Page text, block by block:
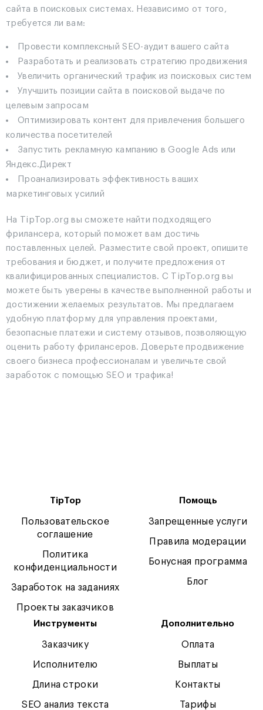
сайта в поисковых системах. Независимо от того,
требуется ли вам:
Провести комплексный SEO-аудит вашего сайта
Разработать и реализовать стратегию продвижения
Увеличить органический трафик из поисковых систем
Улучшить позиции сайта в поисковой выдаче по
целевым запросам
Оптимизировать контент для привлечения большего
количества посетителей
Запустить рекламную кампанию в Google Ads или
Яндекс.Директ
Проанализировать эффективность ваших
маркетинговых усилий
На TipTop.org вы сможете найти подходящего
фрилансера, который поможет вам достичь
поставленных целей. Разместите свой проект, опишите
требования и бюджет, и получите предложения от
квалифицированных специалистов. С TipTop.org вы
можете быть уверены в качестве выполненной работы и
достижении желаемых результатов. Мы предлагаем
удобную платформу для управления проектами,
безопасные платежи и систему отзывов, позволяющую
оценить работу фрилансеров. Доверьте продвижение
своего бизнеса профессионалам и увеличьте свой
заработок с помощью SEO и трафика!
TipTop
Пользовательское
соглашение
Политика
конфиденциальности
Заработок на заданиях
Проекты заказчиков
Помощь
Запрещенные услуги
Правила модерации
Бонусная программа
Блог
Инструменты
Заказчику
Исполнителю
Длина строки
SEO анализ текста
Дополнительно
Оплата
Выплаты
Контакты
Тарифы